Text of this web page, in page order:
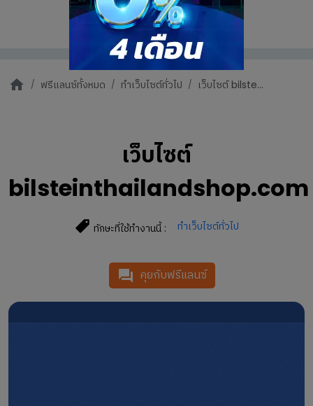
ฟรีแลนซ์ทั้งหมด ทำเว็บไซต์ทั่วไป เว็บไซต์ bilste...
เว็บไซต์
bilsteinthailandshop.com
ทักษะที่ใช้ทำงานนี้ : ทำเว็บไซต์ทั่วไป
คุยกับฟรีแลนซ์